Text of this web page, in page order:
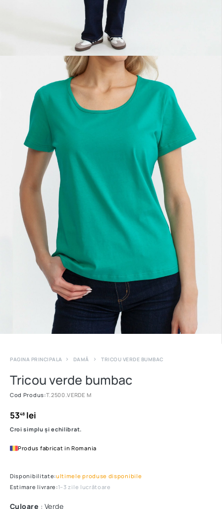
PAGINA PRINCIPALA DAMĂ TRICOU VERDE BUMBAC
Tricou verde bumbac
Cod Produs:T.2500.VERDE M
5348lei
Croi simplu și echilibrat.
Produs fabricat in Romania
Disponibilitate:ultimele produse disponibile
Estimare livrare:1–3 zile lucrătoare
Culoare : Verde